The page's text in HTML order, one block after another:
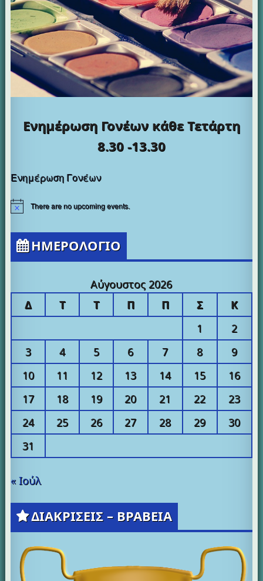
Ενημέρωση Γονέων κάθεΤετάρτη
8.30 -13.30
Ενημέρωση Γονέων
There are no upcoming events.
ΗΜΕΡΟΛΟΓΙΟ
Αύγουστος 2026
Δ
Τ Τ Π Π Σ
Κ
1
2
3
4 5 6 7 8
9
10
11 12 13 14 15
16
17
18 19 20 21 22
23
24
25 26 27 28 29
30
31
« Ιούλ
ΔΙΑΚΡΙΣΕΙΣ – ΒΡΑΒΕΙΑ